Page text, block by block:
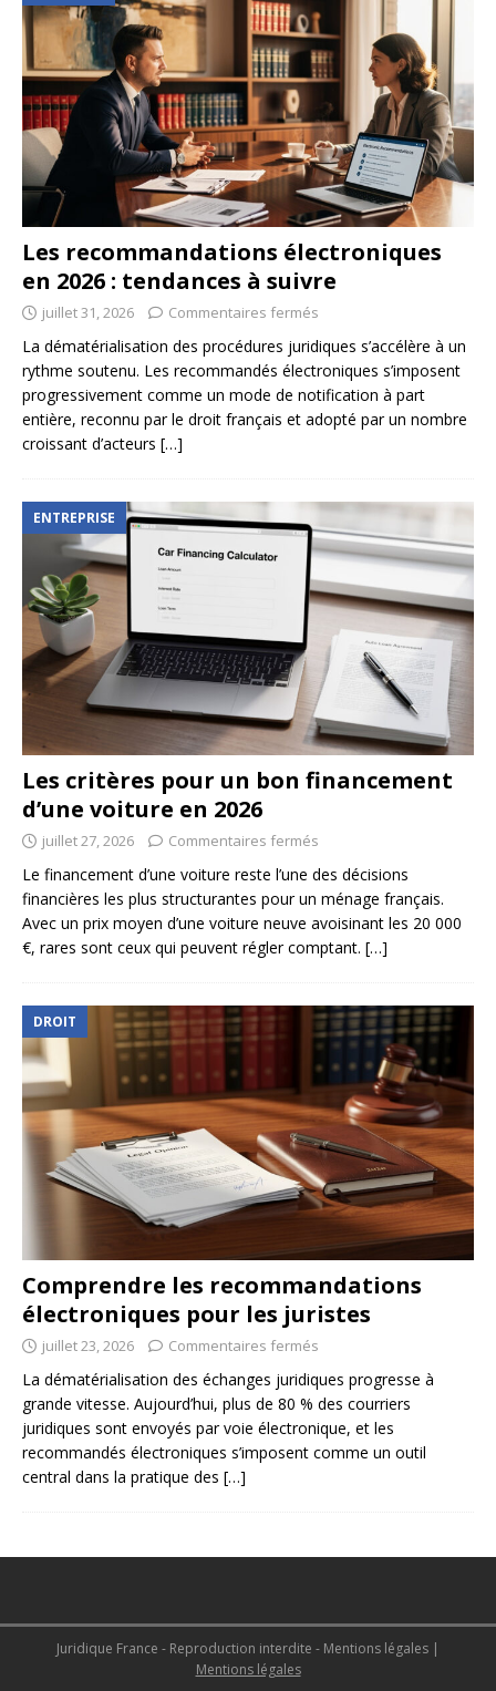
Les recommandations électroniques
en 2026 : tendances à suivre
juillet 31, 2026 Commentaires fermés
La dématérialisation des procédures juridiques s’accélère à un
rythme soutenu. Les recommandés électroniques s’imposent
progressivement comme un mode de notification à part
entière, reconnu par le droit français et adopté par un nombre
croissant d’acteurs […]
ENTREPRISE
Les critères pour un bon financement
d’une voiture en 2026
juillet 27, 2026 Commentaires fermés
Le financement d’une voiture reste l’une des décisions
financières les plus structurantes pour un ménage français.
Avec un prix moyen d’une voiture neuve avoisinant les 20 000
€, rares sont ceux qui peuvent régler comptant. […]
DROIT
Comprendre les recommandations
électroniques pour les juristes
juillet 23, 2026 Commentaires fermés
La dématérialisation des échanges juridiques progresse à
grande vitesse. Aujourd’hui, plus de 80 % des courriers
juridiques sont envoyés par voie électronique, et les
recommandés électroniques s’imposent comme un outil
central dans la pratique des […]
Juridique France - Reproduction interdite - Mentions légales |
Mentions légales